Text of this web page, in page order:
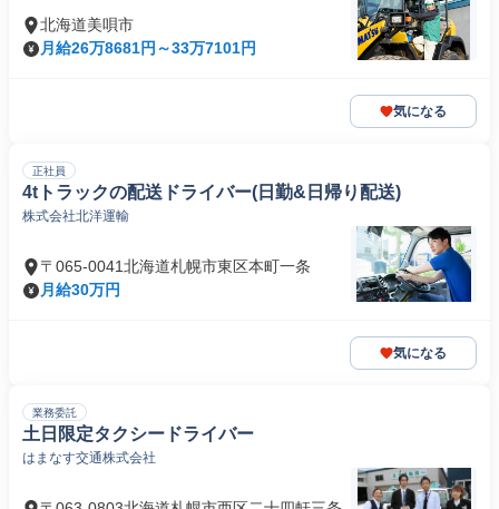
北海道美唄市
月給26万8681円～33万7101円
気になる
正社員
4tトラックの配送ドライバー(日勤&日帰り配送)
株式会社北洋運輸
〒065-0041北海道札幌市東区本町一条
月給30万円
気になる
業務委託
土日限定タクシードライバー
はまなす交通株式会社